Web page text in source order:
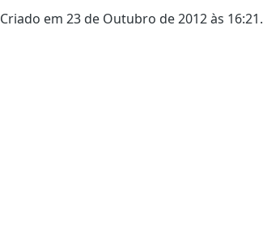
Criado em 23 de Outubro de 2012 às 16:21.